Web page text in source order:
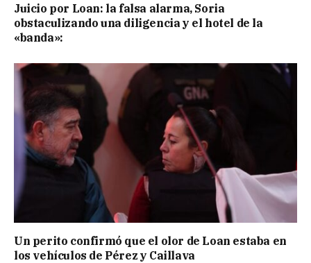
Juicio por Loan: la falsa alarma, Soria
obstaculizando una diligencia y el hotel de la
«banda»:
Un perito confirmó que el olor de Loan estaba en
los vehículos de Pérez y Caillava